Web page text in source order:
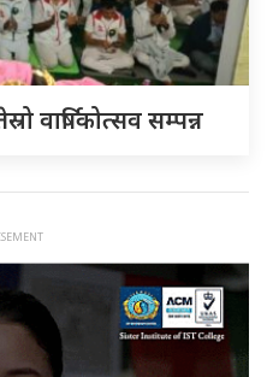
वार्षिकोत्सव सम्पन्न